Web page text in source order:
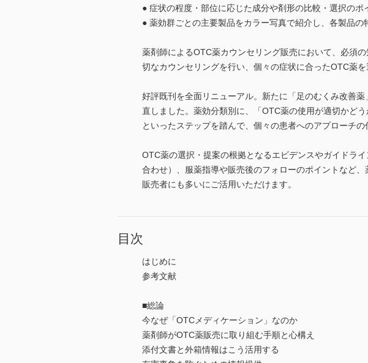
● 症状の程度・部位に応じた成分や剤形の比較・選択のポ
● 薬効群ごとの主要製品をカラー写真で紹介し、各製品の
薬剤師によるOTC薬カウンセリング販売において、必須
切なカウンセリングを行い、個々の症状に合ったOTC薬
好評既刊を全面リニューアル。新たに「足のむくみ改善
直しました。薬効分類別に、「OTC薬の使用が適切かど
といったステップを踏んで、個々の患者へのアプローチの
OTC薬の選択・提案の根拠となるエビデンスやガイドラ
合わせ）、服薬指導や販売後のフォローのポイントなど
販売者にも多いにご活用いただけます。
目次
はじめに
参考文献
■総論
今なぜ「OTCメディケーション」なのか
薬剤師がOTC薬販売に取り組む手順と心構え
添付文書と外箱情報はこう活用する